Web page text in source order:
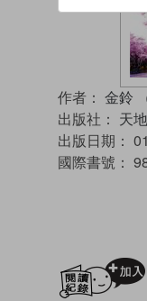
作者： 金鈴
出版社： 天
出版日期：
國際書號：